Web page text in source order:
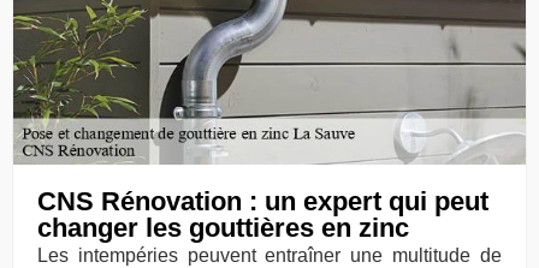
CNS Rénovation : un expert qui peut
changer les gouttières en zinc
Les intempéries peuvent entraîner une multitude de